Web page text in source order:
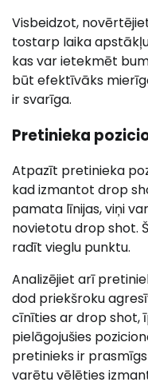
Visbeidzot,
tostarp laika
kas var ietekmēt
būt efektīvāks
ir svarīga.
Pretinieka
Atpazīt pretinieka
kad izmantot drop
pamata līnijas, viņi
novietotu drop shot.
radīt vieglu punktu.
Analizējiet arī
dod priekšroku
cīnīties ar drop shot,
pielāgojušies
pretinieks ir
varētu vēlēties